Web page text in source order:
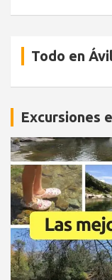
Todo en
Excursiones